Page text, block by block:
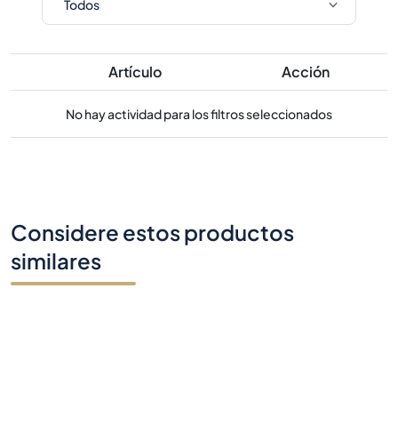
Artículo Acción
No hay actividad para los filtros seleccionados
Considere estos productos
similares